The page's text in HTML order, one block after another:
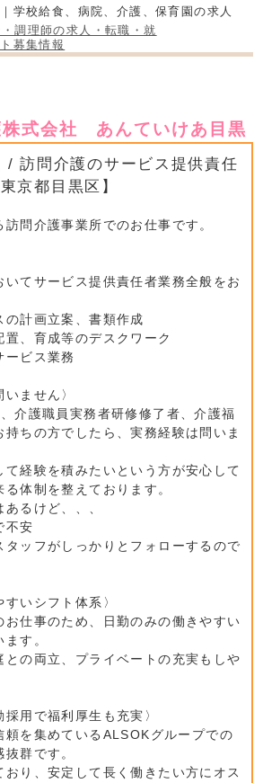
学校給食、病院、介護、保育園の求人
株式会社 あんていけあ目黒
/ 訪問介護のサービス提供責任
京都目黒区】
問介護事業所でのお仕事です。
いてサービス提供責任者業務全般をお
の計画立案、書類作成
置、育成等のデスクワーク
ービス業務
いません〉
介護職員実務者研修修了者、介護福
ちの方でしたら、実務経験は問いま
て経験を積みたいという方が安心して
体制を整えております。
あるけど、、、
不安
タッフがしっかりとフォローするので
すいシフト体系〉
お仕事のため、日勤のみの働きやすい
す。
との両立、プライベートの充実もしや
採用で福利厚生も充実〉
頼を集めているALSOKグループでの
群です。
り、安定して長く働きたい方にオス